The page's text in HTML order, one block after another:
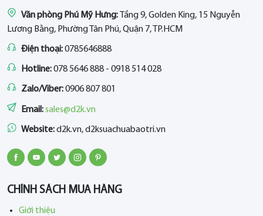
Văn phòng Phú Mỹ Hưng:Tầng 9, Golden King, 15 Nguyễn
Lương Bằng, Phường Tân Phú, Quận 7, TP.HCM
Điện thoại:0785646888
Hotline:078 5646 888 - 0918 514 028
Zalo/Viber:0906 807 801
Email:sales@d2k.vn
Website:d2k.vn, d2ksuachuabaotri.vn
CHÍNH SÁCH MUA HÀNG
Giới thiệu